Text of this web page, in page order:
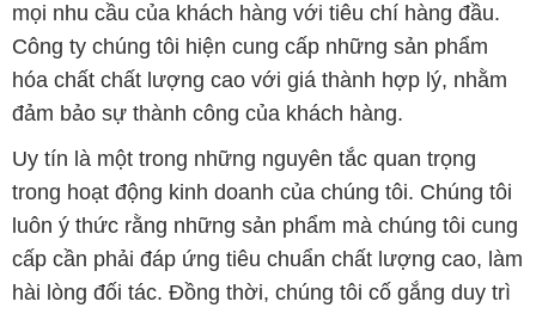
mọi nhu cầu của khách hàng với tiêu chí hàng đầu.
Công ty chúng tôi hiện cung cấp những sản phẩm
hóa chất chất lượng cao với giá thành hợp lý, nhằm
đảm bảo sự thành công của khách hàng.
Uy tín là một trong những nguyên tắc quan trọng
trong hoạt động kinh doanh của chúng tôi. Chúng tôi
luôn ý thức rằng những sản phẩm mà chúng tôi cung
cấp cần phải đáp ứng tiêu chuẩn chất lượng cao, làm
hài lòng đối tác. Đồng thời, chúng tôi cố gắng duy trì